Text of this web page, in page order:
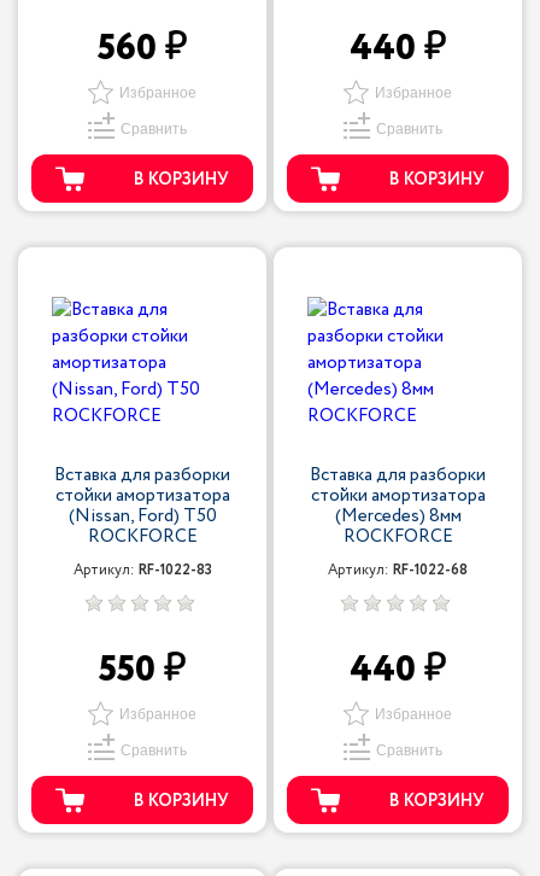
560
Избранное
Сравнить
В КОРЗИНУ
440
Избранное
Сравнить
В КОРЗИНУ
Вставка для разборки
стойки амортизатора
(Nissan, Ford) T50
ROCKFORCE
Артикул: RF-1022-83
550
Избранное
Сравнить
В КОРЗИНУ
Вставка для разборки
стойки амортизатора
(Mercedes) 8мм
ROCKFORCE
Артикул: RF-1022-68
440
Избранное
Сравнить
В КОРЗИНУ